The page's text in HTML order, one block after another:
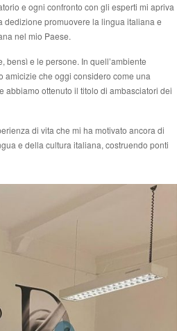
e ogni confronto con gli esperti mi apriva
promuovere la lingua italiana e
nel mio Paese.
bensì e le persone. In quell’ambiente
amicizie che oggi considero come una
ottenuto il titolo di ambasciatori dei
di vita che mi ha motivato ancora di
e della cultura italiana, costruendo ponti